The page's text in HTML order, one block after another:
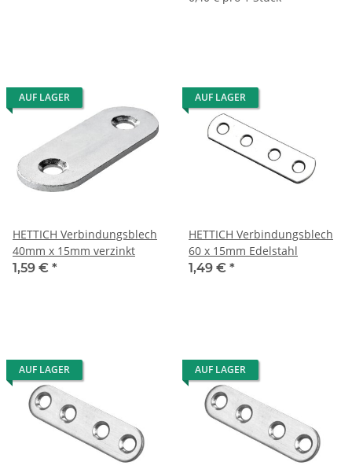
AUF LAGER
HETTICH Verbindungsblech
40mm x 15mm verzinkt
1,59 € *
AUF LAGER
HETTICH Verbindungsblech
60 x 15mm Edelstahl
1,49 € *
AUF LAGER AUF LAGER